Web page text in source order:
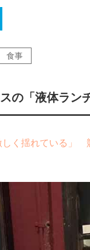
食事
スの「液体ラン
しく揺れている」